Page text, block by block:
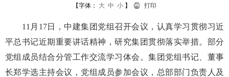
【字体： 大 中 小 】 打印
11月17日，中建集团党组召开会议，认真学习贯彻习近
平总书记近期重要讲话精神，研究集团贯彻落实举措。部分
党组成员结合分管工作交流学习体会。集团党组书记、董事
长郑学选主持会议，党组成员参加会议，总部部门负责人及